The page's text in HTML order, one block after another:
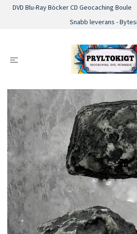
DVD Blu-Ray Böcker CD Geocaching Boule
Snabb leverans -